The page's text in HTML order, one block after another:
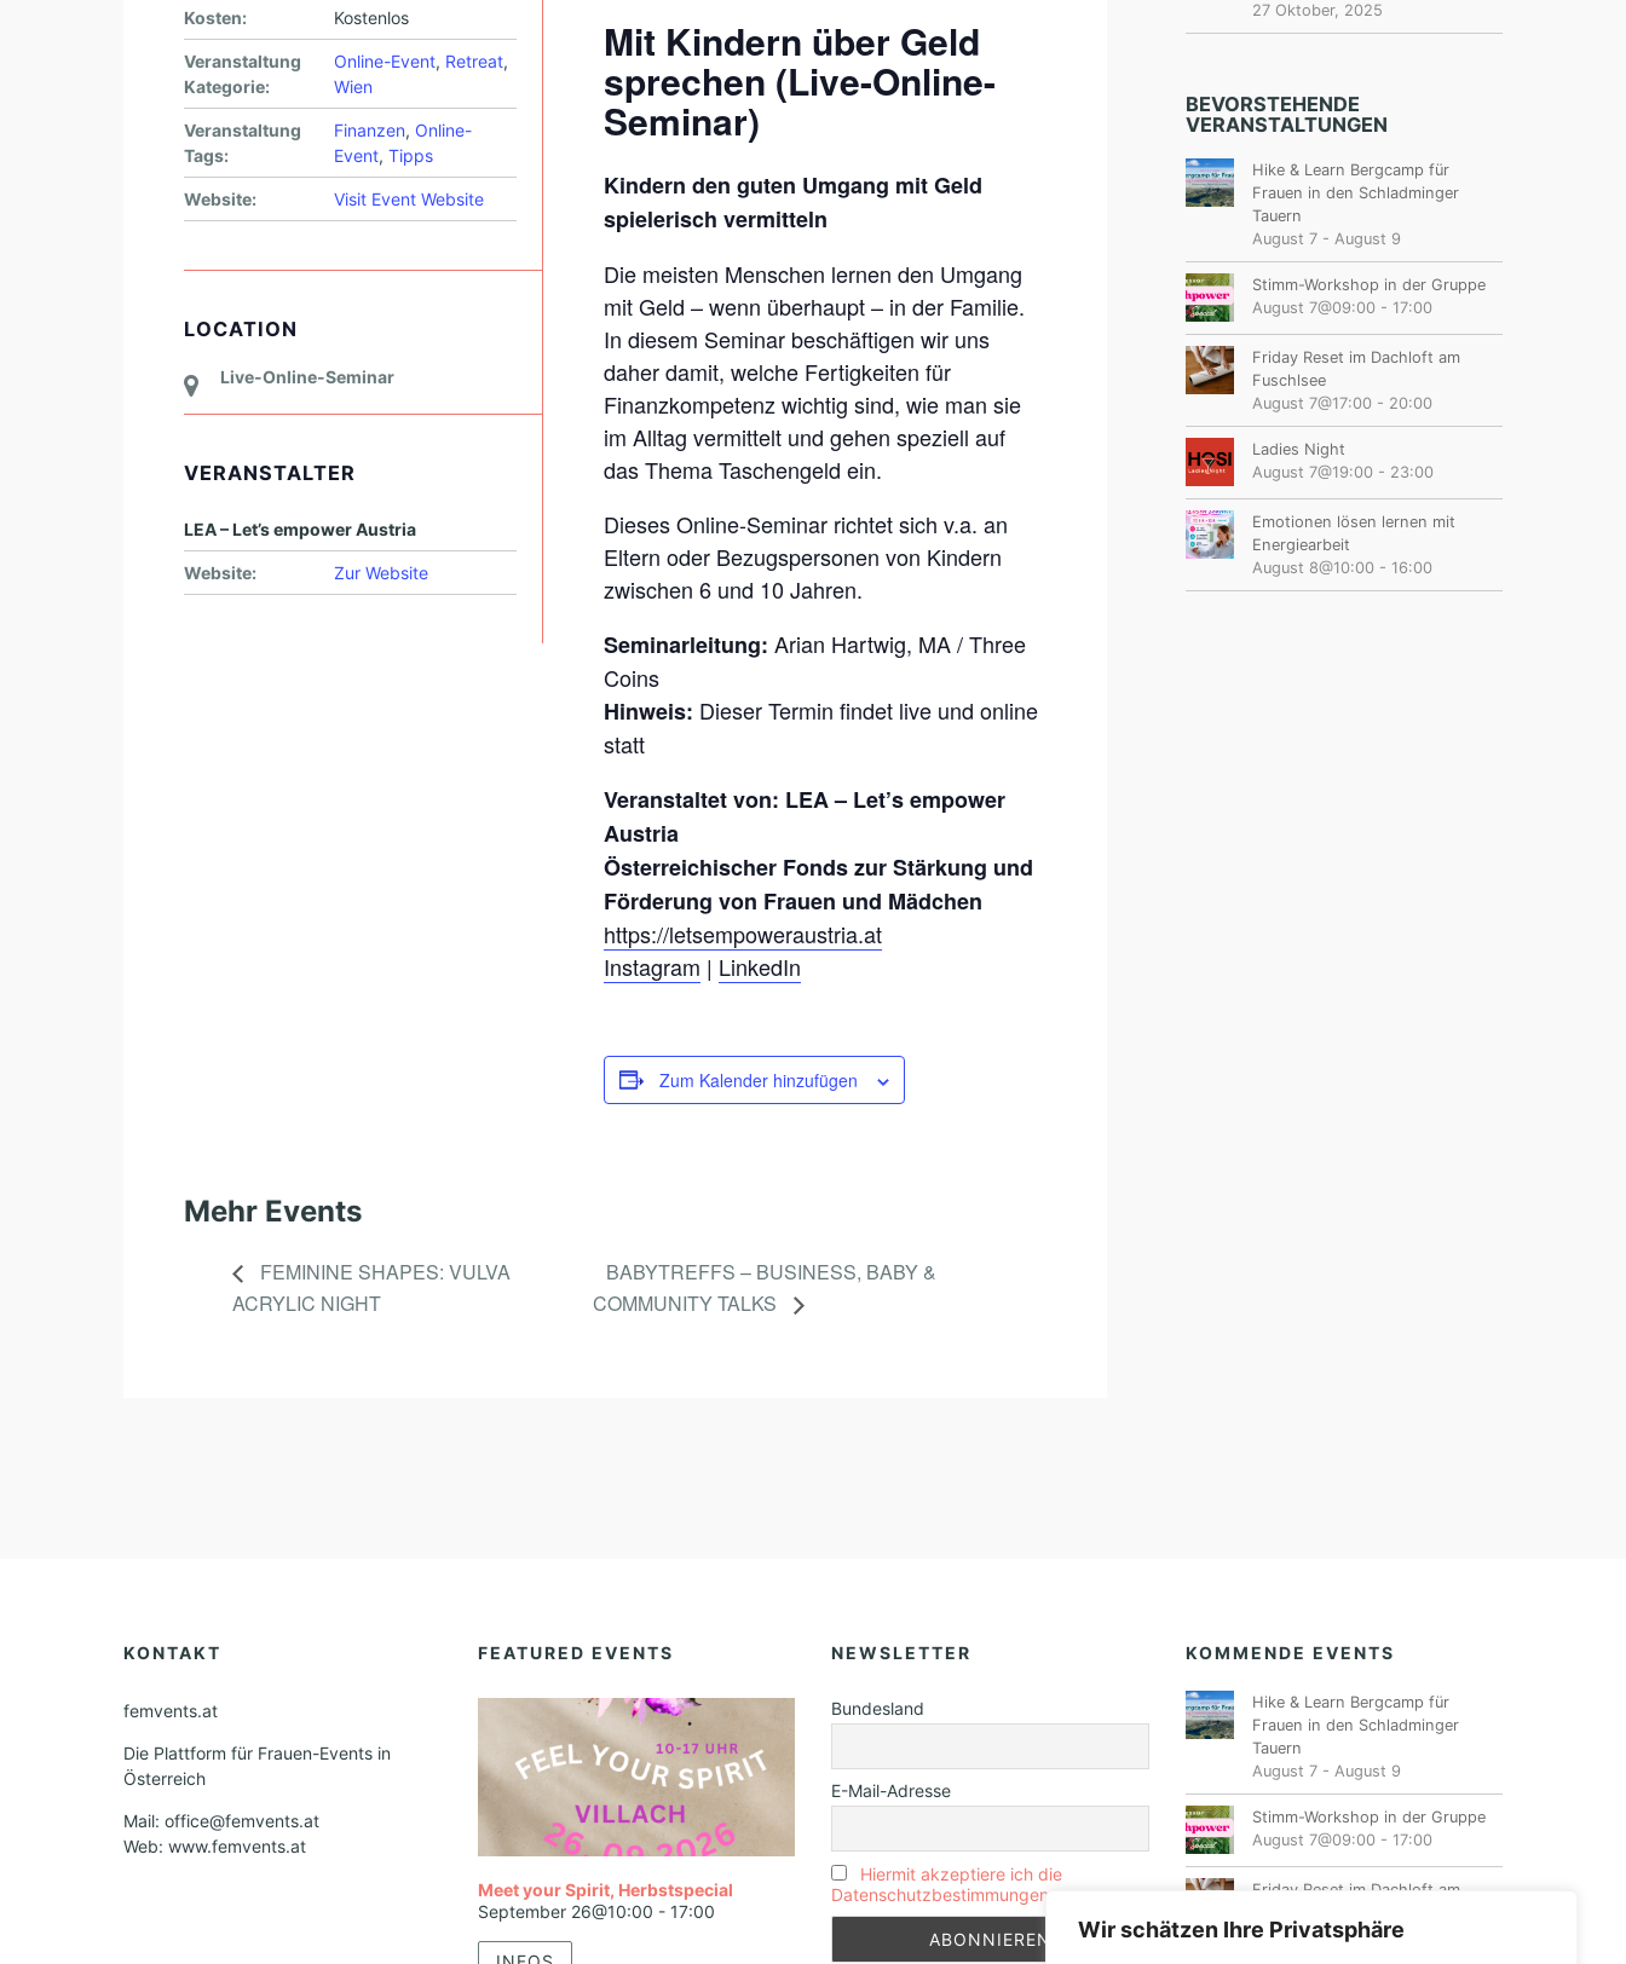
Wir schätzen Ihre Privatsphäre
B
E
R
E
L
D
S
P
R
E
C
H
E
N
(
L
I
V
E
O
N
L
I
N
E
S
E
R
)
Mit Kindern über Geld
sprechen (Live-Online-
Seminar)
Kindern den guten Umgang mit Geld
spielerisch vermitteln
Die meisten Menschen lernen den Umgang
mit Geld – wenn überhaupt – in der Familie.
In diesem Seminar beschäftigen wir uns
daher damit, welche Fertigkeiten für
Finanzkompetenz wichtig sind, wie man sie
im Alltag vermittelt und gehen speziell auf
das Thema Taschengeld ein.
Dieses Online-Seminar richtet sich v.a. an
Eltern oder Bezugspersonen von Kindern
zwischen 6 und 10 Jahren.
Seminarleitung: Arian Hartwig, MA / Three
Coins
Hinweis: Dieser Termin findet live und online
statt
Veranstaltet von: LEA– Let’s empower
Austria
Österreichischer Fonds zur Stärkung und
Förderung von Frauen und Mädchen
https://letsempoweraustria.at
Instagram | LinkedIn
Zum Kalender hinzufügen
Kosten: Kostenlos
Veranstaltung
Kategorie:
Online-Event, Retreat,
Wien
Veranstaltung
Tags:
Finanzen, Online-
Event, Tipps
Website: Visit Event Website
LOCATION
Live-Online-Seminar
VERANSTALTER
LEA – Let’s empower Austria
Website: Zur Website
Mehr Events
FEMININE SHAPES: VULVA
ACRYLIC NIGHT
BABYTREFFS – BUSINESS, BABY &
COMMUNITY TALKS
27 Oktober, 2025
BEVORSTEHENDE
VERANSTALTUNGEN
Hike & Learn Bergcamp für
Frauen in den Schladminger
Tauern
August 7- August 9
Stimm-Workshop in der Gruppe
August 7@09:00- 17:00
Friday Reset im Dachloft am
Fuschlsee
August 7@17:00- 20:00
Ladies Night
August 7@19:00- 23:00
Emotionen lösen lernen mit
Energiearbeit
August 8@10:00- 16:00
KONTAKT
femvents.at
Die Plattform für Frauen-Events in
Österreich
Mail: office@femvents.at
Web: www.femvents.at
FEATURED EVENTS
Meet your Spirit, Herbstspecial
September 26@10:00 - 17:00
NEWSLETTER
Bundesland
E-Mail-Adresse
Hiermit akzeptiere ich die
Datenschutzbestimmungen
KOMMENDE EVENTS
Hike & Learn Bergcamp für
Frauen in den Schladminger
Tauern
August 7- August 9
Stimm-Workshop in der Gruppe
August 7@09:00- 17:00
Friday Reset im Dachloft am
August 7@17:00- 20:00